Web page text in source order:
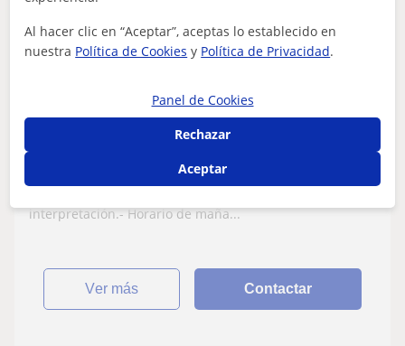
- Profesora bilingüe Francés - Español desde nivel A1 a
interpretación.- Horario de maña...
ver más Contactar
Al hacer clic en “Aceptar”, aceptas lo establecido en
nuestra Política de Cookies y Política de Privacidad.
Panel de Cookies
Rechazar
Aceptar